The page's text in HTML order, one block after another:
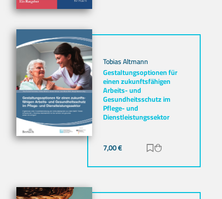
Tobias Altmann
Gestaltungsoptionen für
einen zukunftsfähigen
Arbeits- und
Gesundheitsschutz im
Pflege- und
Dienstleistungssektor
7,00€ Zur Merkliste